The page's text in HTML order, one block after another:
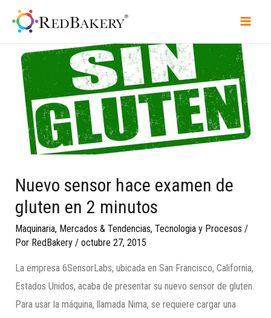
Nuevo sensor hace examen de
gluten en 2 minutos
Maquinaria, Mercados & Tendencias,Tecnologia y Procesos /
Por RedBakery /octubre 27, 2015
La empresa 6SensorLabs, ubicada en San Francisco, California,
Estados Unidos, acaba de presentar su nuevo sensor de gluten.
Para usar la máquina, llamada Nima, se requiere cargar una